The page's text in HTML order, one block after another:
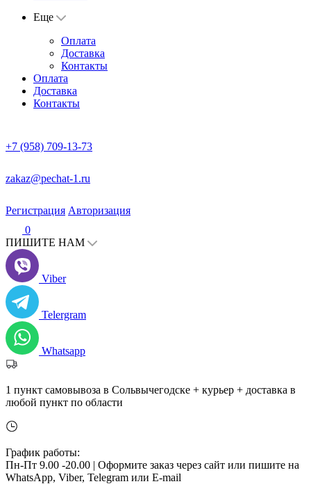
Еще
Оплата
Доставка
Контакты
Оплата
Доставка
Контакты
+7 (958) 709-13-73
zakaz@pechat-1.ru
Регистрация Авторизация
0
ПИШИТЕ НАМ
Viber
Telergram
Whatsapp
1 пункт самовывоза в Сольвычегодске + курьер + доставка в
любой пункт по области
График работы:
Пн-Пт 9.00 -20.00 | Оформите заказ через сайт или пишите на
WhatsApp, Viber, Telegram или E-mail